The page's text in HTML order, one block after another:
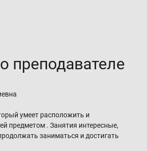
преподавателе
умеет расположить и
предметом . Занятия интересные,
заниматься и достигать